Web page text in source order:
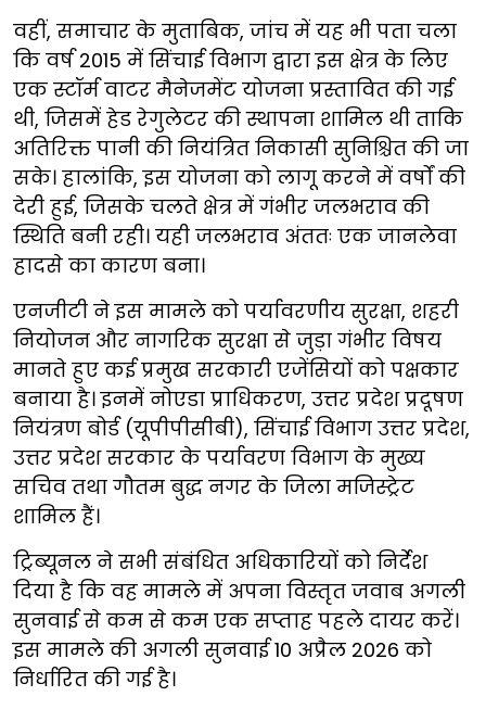
वहीं, समाचार के मुताबिक, जांच में यह भी पता चला
कि वर्ष 2015 में सिंचाई विभाग द्वारा इस क्षेत्र के लिए
एक स्टॉर्म वाटर मैनेजमेंट योजना प्रस्तावित की गई
थी, जिसमें हेड रेगुलेटर की स्थापना शामिल थी ताकि
अतिरिक्त पानी की नियंत्रित निकासी सुनिश्चित की जा
सके। हालांकि, इस योजना को लागू करने में वर्षों की
देरी हुई, जिसके चलते क्षेत्र में गंभीर जलभराव की
स्थिति बनी रही। यही जलभराव अंततः एक जानलेवा
हादसे का कारण बना।
एनजीटी ने इस मामले को पर्यावरणीय सुरक्षा, शहरी
नियोजन और नागरिक सुरक्षा से जुड़ा गंभीर विषय
मानते हुए कई प्रमुख सरकारी एजेंसियों को पक्षकार
बनाया है। इनमें नोएडा प्राधिकरण, उत्तर प्रदेश प्रदूषण
नियंत्रण बोर्ड (यूपीपीसीबी), सिंचाई विभाग उत्तर प्रदेश,
उत्तर प्रदेश सरकार के पर्यावरण विभाग के मुख्य
सचिव तथा गौतम बुद्ध नगर के जिला मजिस्ट्रेट
शामिल हैं।
ट्रिब्यूनल ने सभी संबंधित अधिकारियों को निर्देश
दिया है कि वह मामले में अपना विस्तृत जवाब अगली
सुनवाई से कम से कम एक सप्ताह पहले दायर करें।
इस मामले की अगली सुनवाई 10 अप्रैल 2026 को
निर्धारित की गई है।